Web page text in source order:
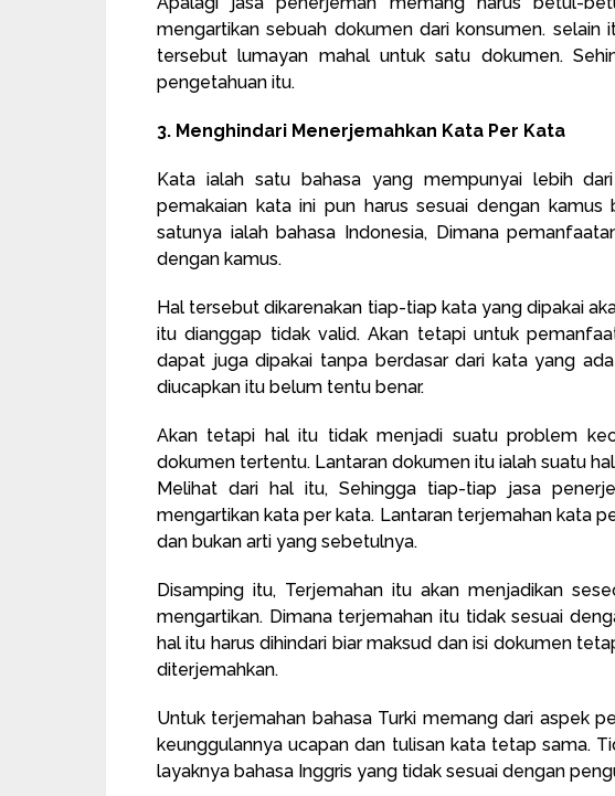
mengartikan sebuah dokumen dari konsumen. selain
tersebut lumayan mahal untuk satu dokumen.
pengetahuan itu.
3. Menghindari Menerjemahkan Kata Per Kata
Kata ialah satu bahasa yang mempunyai lebih
pemakaian kata ini pun harus sesuai dengan kamus
satunya ialah bahasa Indonesia, Dimana
dengan kamus.
Hal tersebut dikarenakan tiap-tiap kata yang dipakai
itu dianggap tidak valid. Akan tetapi untuk
dapat juga dipakai tanpa berdasar dari kata yang
diucapkan itu belum tentu benar.
Akan tetapi hal itu tidak menjadi suatu problem
dokumen tertentu. Lantaran dokumen itu ialah suatu
Melihat dari hal itu, Sehingga tiap-tiap jasa
mengartikan kata per kata. Lantaran terjemahan kata
dan bukan arti yang sebetulnya.
Disamping itu, Terjemahan itu akan menjadikan
mengartikan. Dimana terjemahan itu tidak sesuai
hal itu harus dihindari biar maksud dan isi dokumen
diterjemahkan.
Untuk terjemahan bahasa Turki memang dari aspek
keunggulannya ucapan dan tulisan kata tetap sama.
layaknya bahasa Inggris yang tidak sesuai dengan